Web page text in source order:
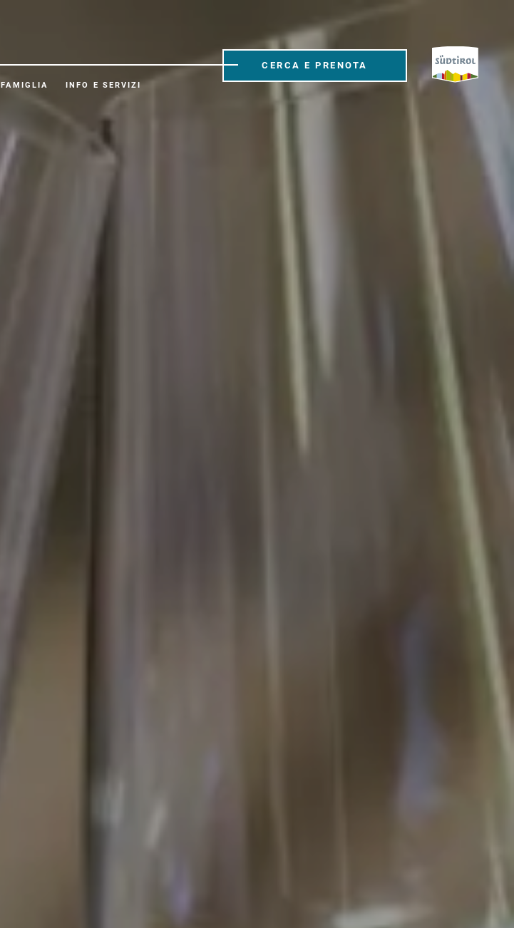
FAMIGLIA INFO E SERVIZI
CERCA E PRENOTA